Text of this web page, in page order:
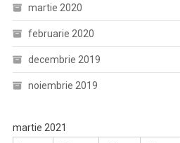
martie 2020
februarie 2020
decembrie 2019
noiembrie 2019
martie 2021